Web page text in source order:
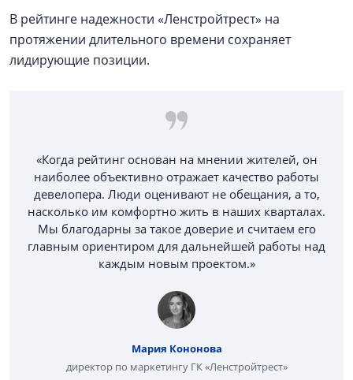
В рейтинге надежности «Ленстройтрест» на
протяжении длительного времени сохраняет
лидирующие позиции.
«Когда рейтинг основан на мнении жителей, он
наиболее объективно отражает качество работы
девелопера. Люди оценивают не обещания, а то,
насколько им комфортно жить в наших кварталах.
Мы благодарны за такое доверие и считаем его
главным ориентиром для дальнейшей работы над
каждым новым проектом.»
Мария Кононова
директор по маркетингу ГК «Ленстройтрест»